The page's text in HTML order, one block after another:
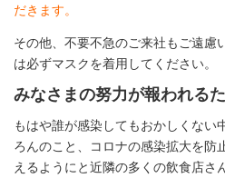
だきます。
その他、不要不急のご来社もご遠慮
は必ずマスクを着用してください。
みなさまの努力が報われる
もはや誰が感染してもおかしくない
ろんのこと、コロナの感染拡大を防
えるようにと近隣の多くの飲食店さ